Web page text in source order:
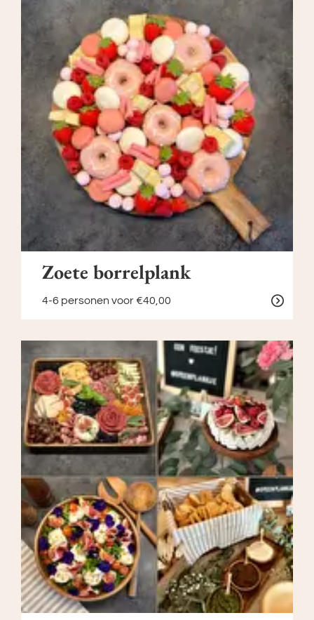
Zoete borrelplank
4-6 personen voor €40,00